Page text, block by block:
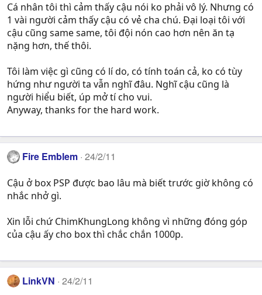
Cá nhân tôi thì cảm thấy cậu nói ko phải vô lý. Nhưng có
1 vài người cảm thấy cậu có vẻ cha chú. Đại loại tôi với
cậu cũng same same, tôi đội nón cao hơn nên ăn tạ
nặng hơn, thế thôi.
Tôi làm việc gì cũng có lí do, có tính toán cả, ko có tùy
hứng như người ta vẫn nghĩ đâu. Nghĩ cậu cũng là
người hiểu biết, úp mở tí cho vui.
Anyway, thanks for the hard work.
Fire Emblem 24/2/11
Cậu ở box PSP được bao lâu mà biết trước giờ không có
nhắc nhở gì.
Xin lỗi chứ ChimKhungLong không vì những đóng góp
của cậu ấy cho box thì chắc chắn 1000p.
LinkVN 24/2/11